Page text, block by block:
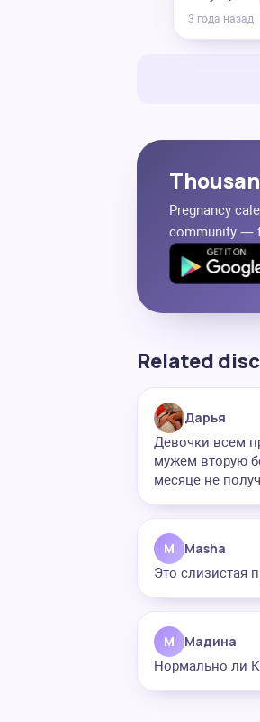
3 года назад
Pregnancy
community —
Related
Дарья
Девочки всем
мужем вторую
месяце не
M Masha
Это слизистая
М Мадина
Нормально ли